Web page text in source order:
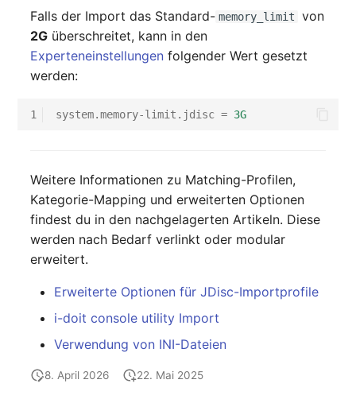
Falls der Import das Standard- memory_limit
von
2G überschreitet, kann in den
Experteneinstellungen folgender Wert gesetzt
werden:
1 system.memory-limit.jdisc = 3G
Weitere Informationen zu Matching-Profilen,
Kategorie-Mapping und erweiterten Optionen
findest du in den nachgelagerten Artikeln. Diese
werden nach Bedarf verlinkt oder modular
erweitert.
Erweiterte Optionen für JDisc-Importprofile
i-doit console utility Import
Verwendung von INI-Dateien
8. April 2026 22. Mai 2025